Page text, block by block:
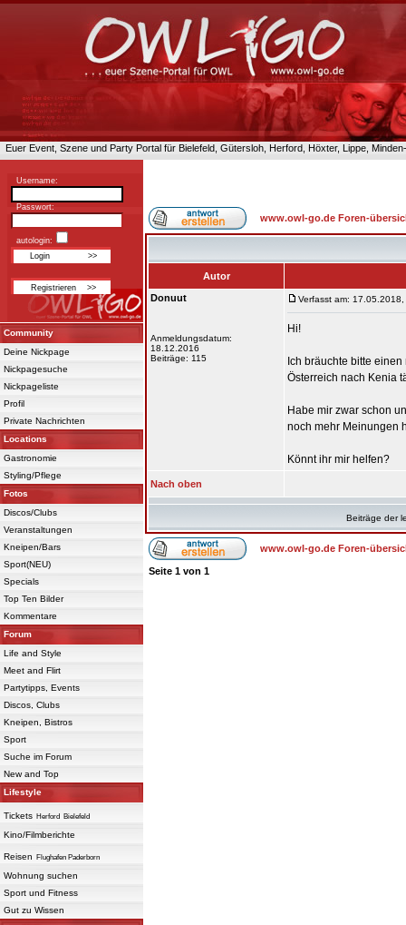
Euer Event, Szene und Party Portal für Bielefeld, Gütersloh, Herford, Höxter, Lippe,
Username:
Passwort:
autologin:
Community
Deine Nickpage
Nickpagesuche
Nickpageliste
Profil
Private Nachrichten
Locations
Gastronomie
Styling/Pflege
Fotos
Discos/Clubs
Veranstaltungen
Kneipen/Bars
Sport(NEU)
Specials
Top Ten Bilder
Kommentare
Forum
Life and Style
Meet and Flirt
Partytipps, Events
Discos, Clubs
Kneipen, Bistros
Sport
Suche im Forum
New and Top
Lifestyle
Tickets Herford Bielefeld
Kino/Filmberichte
Reisen Flughafen Paderborn
Wohnung suchen
Sport und Fitness
Gut zu Wissen
www.owl-go.de Foren-
Autor
Donuut
Anmeldungsdatum:
18.12.2016
Beiträge: 115
Verfasst am:
Hi!
Ich bräuchte bitte
Österreich nach Kenia
Habe mir zwar schon
noch mehr Meinungen
Könnt ihr mir helfen?
Nach oben
Beiträge der
www.owl-go.de Foren-
Seite 1 von 1